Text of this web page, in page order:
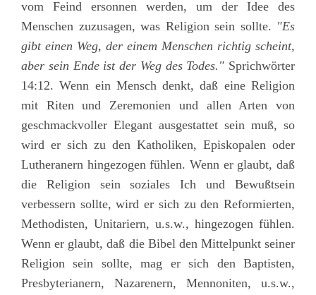
vom Feind ersonnen werden, um der Idee des
Menschen zuzusagen, was Religion sein sollte. "Es
gibt einen Weg, der einem Menschen richtig scheint,
aber sein Ende ist der Weg des Todes." Sprichwörter
14:12. Wenn ein Mensch denkt, daß eine Religion
mit Riten und Zeremonien und allen Arten von
geschmackvoller Elegant ausgestattet sein muß, so
wird er sich zu den Katholiken, Episkopalen oder
Lutheranern hingezogen fühlen. Wenn er glaubt, daß
die Religion sein soziales Ich und Bewußtsein
verbessern sollte, wird er sich zu den Reformierten,
Methodisten, Unitariern, u.s.w., hingezogen fühlen.
Wenn er glaubt, daß die Bibel den Mittelpunkt seiner
Religion sein sollte, mag er sich den Baptisten,
Presbyterianern, Nazarenern, Mennoniten, u.s.w.,